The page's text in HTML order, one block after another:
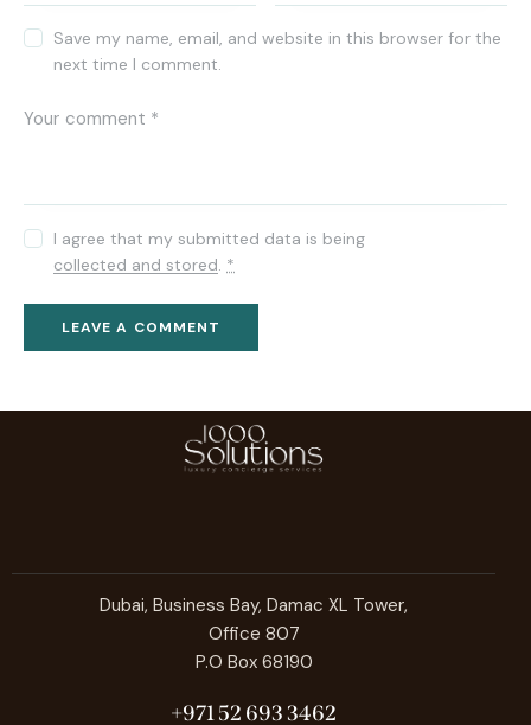
Save my name, email, and website in this browser for the
next time I comment.
I agree that my submitted data is being
collected and stored. *
Dubai, Business Bay, Damac XL Tower,
Office 807
P.O Box 68190
+971 52 693 3462